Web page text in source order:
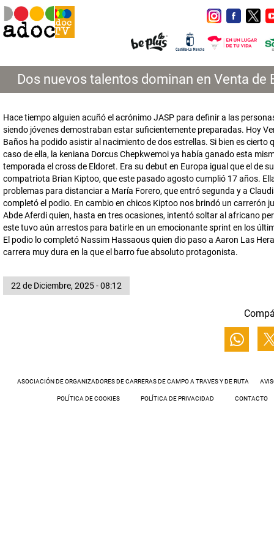
Dos nuevos talentos dominan en Venta de
Hace tiempo alguien acuñó el acrónimo JASP para definir a las
siendo jóvenes demostraban estar suficientemente preparadas. Hoy
Baños ha podido asistir al nacimiento de dos estrellas. Si bien es cierto
caso de ella, la keniana Dorcus Chepkwemoi ya había ganado esta
temporada el cross de Eldoret. Era su debut en Europa igual que el de su
compatriota Brian Kiptoo, que este pasado agosto cumplió 17 años.
problemas para distanciar a María Forero, que entró segunda y a
completó el podio. En cambio en chicos Kiptoo nos brindó un carrerón
Abde Aferdi quien, hasta en tres ocasiones, intentó soltar al africano
este tuvo aún arrestos para batirle en un emocionante sprint en los
El podio lo completó Nassim Hassaous quien dio paso a Aaron Las
carrera muy dura en la que el barro fue absoluto protagonista.
22 de Diciembre, 2025 - 08:12
ASOCIACIÓN DE ORGANIZADORES DE CARRERAS DE CAMPO A TRAVES Y DE RUTA
POLÍTICA DE COOKIES POLÍTICA DE PRIVACIDAD CONTACTO